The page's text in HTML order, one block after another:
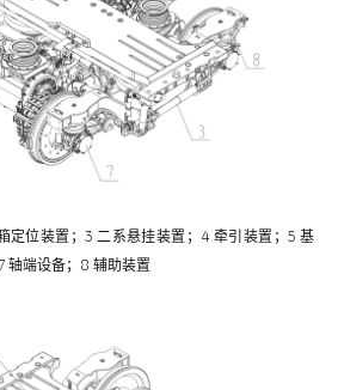
定位装置；3 二系悬挂装置；4 牵引装置；5 基
轴端设备；8 辅助装置